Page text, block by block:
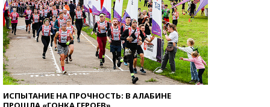
ИСПЫТАНИЕ НА ПРОЧНОСТЬ: В АЛАБИНЕ